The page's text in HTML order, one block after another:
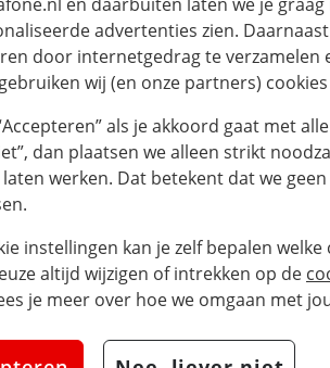
advertenties zien.
door internetgedrag te verzamelen
wij (en onze partners)
als je akkoord gaat met
dan plaatsen we alleen strikt
werken. Dat betekent dat we
instellingen kan je zelf bepalen
altijd wijzigen of intrekken op de
je meer over hoe we omgaan met